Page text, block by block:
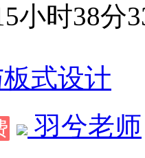
小时38分
式设计
羽兮老师